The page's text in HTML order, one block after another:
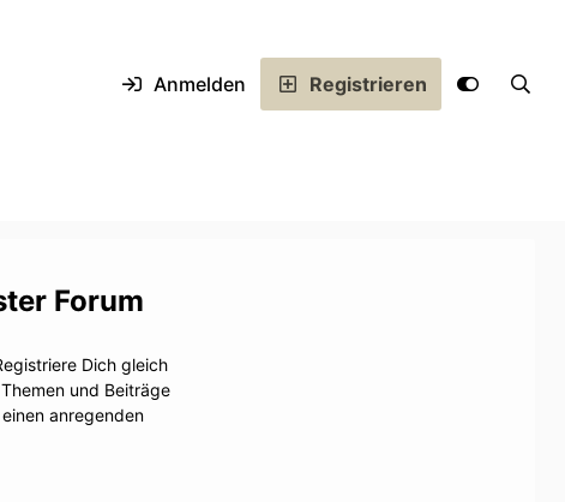
Anmelden Registrieren
Forum
Dich gleich
und Beiträge
anregenden